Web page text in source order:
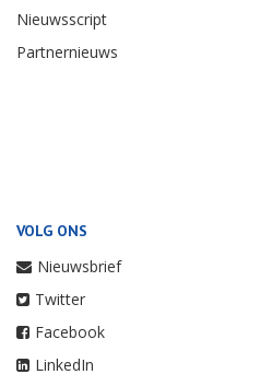
Nieuwsscript
Partnernieuws
VOLG ONS
Nieuwsbrief
Twitter
Facebook
LinkedIn